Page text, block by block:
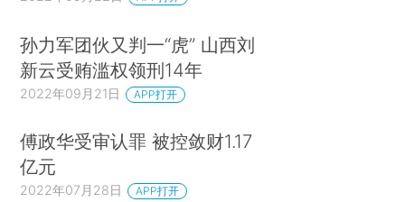
孙力军团伙又判一“虎” 山西刘
新云受贿滥权领刑14年
2022年09月21日 APP打开
傅政华受审认罪 被控敛财1.17
亿元
2022年07月28日 APP打开